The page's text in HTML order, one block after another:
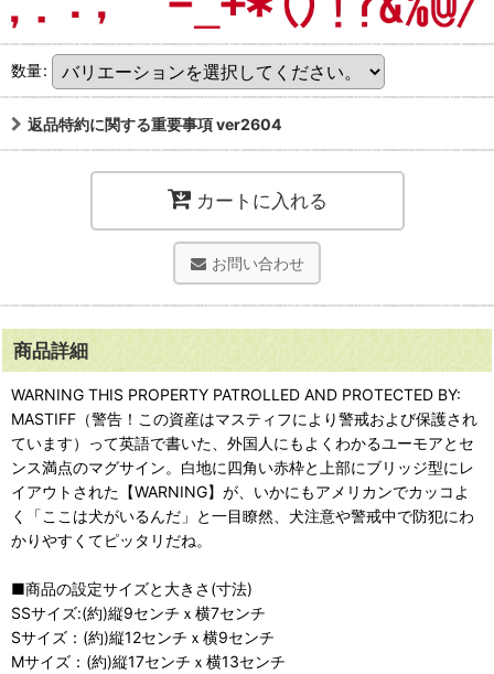
数量:
返品特約に関する重要事項 ver2604
カートに入れる
お問い合わせ
商品詳細
WARNING THIS PROPERTY PATROLLED AND PROTECTED BY:
MASTIFF（警告！この資産はマスティフにより警戒および保護され
ています）って英語で書いた、外国人にもよくわかるユーモアとセ
ンス満点のマグサイン。白地に四角い赤枠と上部にブリッジ型にレ
イアウトされた【WARNING】が、いかにもアメリカンでカッコよ
く「ここは犬がいるんだ」と一目瞭然、犬注意や警戒中で防犯にわ
かりやすくてピッタリだね。
■商品の設定サイズと大きさ(寸法)
SSサイズ:(約)縦9センチｘ横7センチ
Sサイズ：(約)縦12センチｘ横9センチ
Mサイズ：(約)縦17センチｘ横13センチ